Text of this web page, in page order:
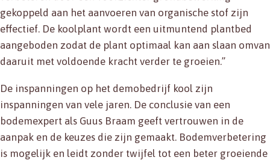
gekoppeld aan het aanvoeren van organische stof zijn
effectief. De koolplant wordt een uitmuntend plantbed
aangeboden zodat de plant optimaal kan aan slaan omvan
daaruit met voldoende kracht verder te groeien.”
De inspanningen op het demobedrijf kool zijn
inspanningen van vele jaren. De conclusie van een
bodemexpert als Guus Braam geeft vertrouwen in de
aanpak en de keuzes die zijn gemaakt. Bodemverbetering
is mogelijk en leidt zonder twijfel tot een beter groeiende